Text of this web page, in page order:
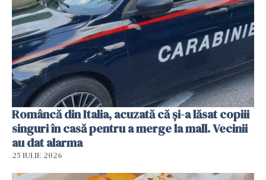
Româncă din Italia, acuzată că și-a lăsat copiii
singuri în casă pentru a merge la mall. Vecinii
au dat alarma
25 IULIE 2026